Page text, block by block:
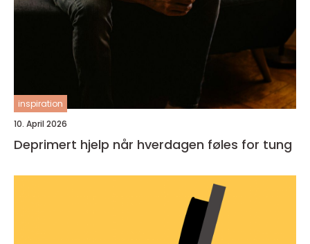
inspiration
10. April 2026
Deprimert hjelp når hverdagen føles for tung